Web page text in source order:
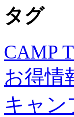
タグ
CAMP
お得情
キャン